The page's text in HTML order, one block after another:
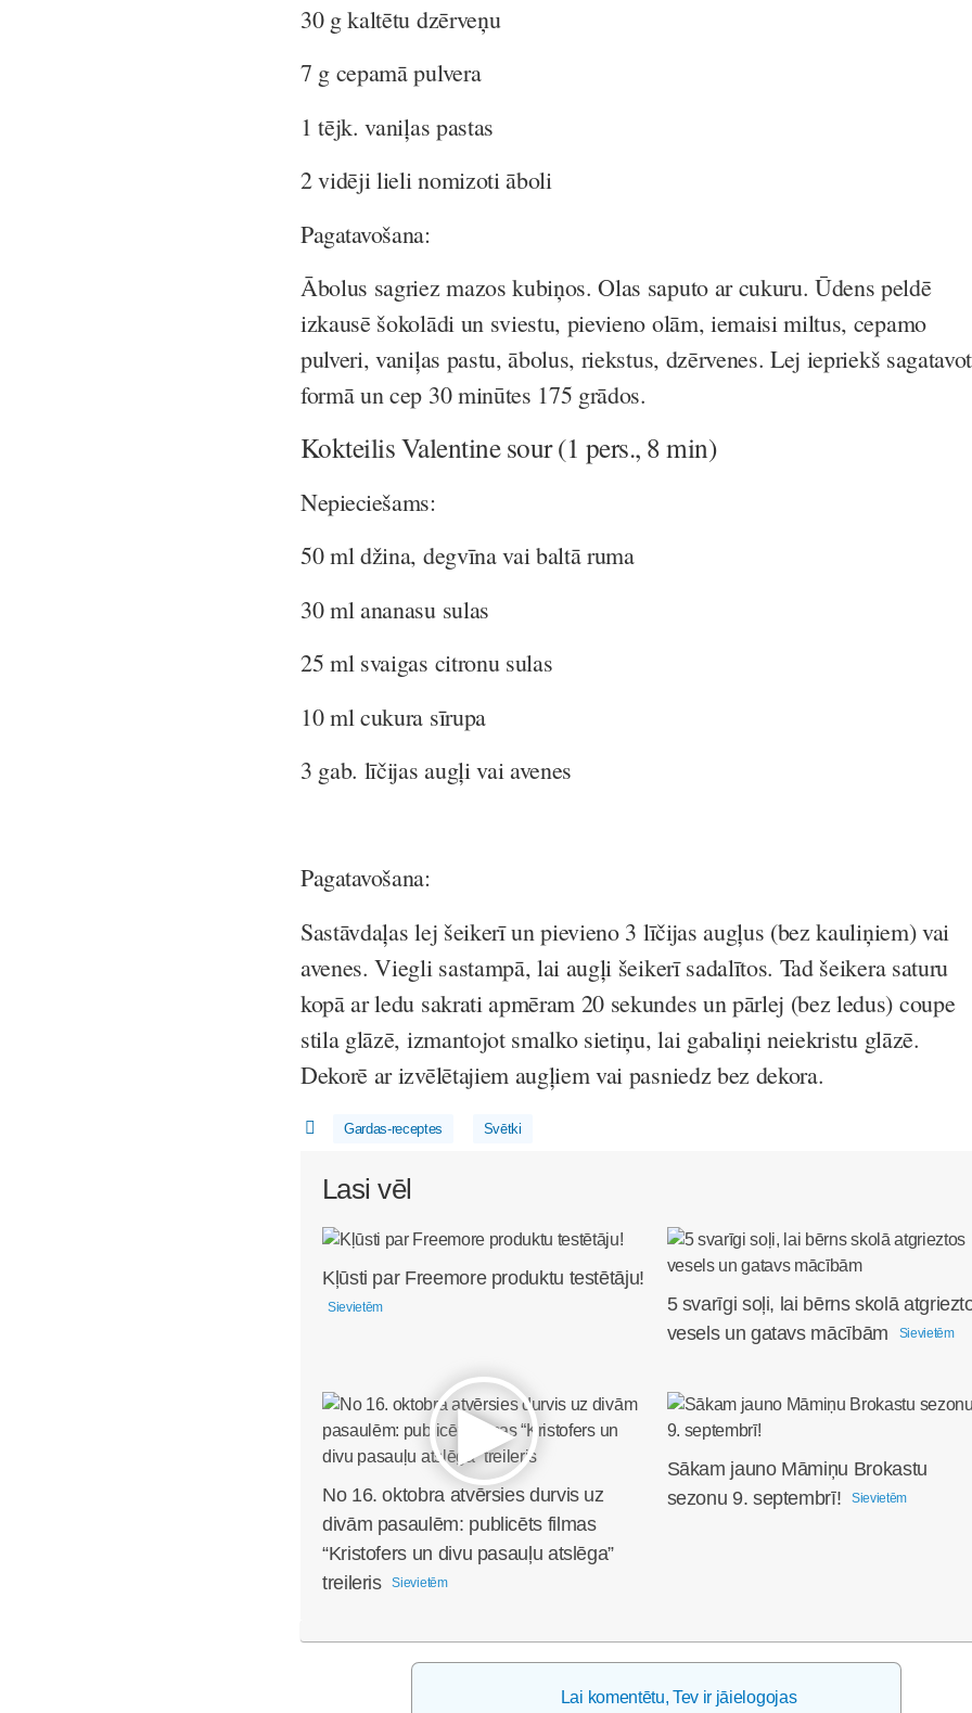
30 g kaltētu dzērveņu
7 g cepamā pulvera
1 tējk. vaniļas pastas
2 vidēji lieli nomizoti āboli
Pagatavošana:
Ābolus sagriez mazos kubiņos. Olas saputo ar cukuru. Ūdens peldē
izkausē šokolādi un sviestu, pievieno olām, iemaisi miltus, cepamo
pulveri, vaniļas pastu, ābolus, riekstus, dzērvenes. Lej iepriekš
formā un cep 30 minūtes 175 grādos.
KokteilisValentine sour(1 pers., 8 min)
Nepieciešams:
50 ml džina, degvīna vai baltā ruma
30 ml ananasu sulas
25 ml svaigas citronu sulas
10 ml cukura sīrupa
3 gab. līčijas augļi vai avenes
Pagatavošana:
Sastāvdaļas lej šeikerī un pievieno 3 līčijas augļus (bez kauliņiem) vai
avenes. Viegli sastampā, lai augļi šeikerī sadalītos. Tad šeikera saturu
kopā ar ledu sakrati apmēram 20 sekundes un pārlej (bez ledus) coupe
stila glāzē, izmantojot smalko sietiņu, lai gabaliņi neiekristu glāzē.
Dekorē ar izvēlētajiem augļiem vai pasniedz bez dekora.
Gardas-receptes Svētki
Lasi vēl
Kļūsti par Freemore produktu testētāju!
Sievietēm
5 svarīgi soļi, lai bērns skolā
vesels un gatavs mācībām
Sievietēm
No 16. oktobra atvērsies durvis uz
divām pasaulēm: publicēts filmas
“Kristofers un divu pasauļu atslēga”
treileris
Sievietēm
Sākam jauno Māmiņu Brokastu
sezonu 9. septembrī!
Sievietēm
Lai komentētu, Tev ir jāielogojas